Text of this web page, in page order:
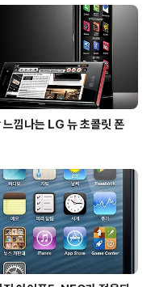
치하고
에 날
하지
느낌나는 LG 뉴 초콜릿 폰